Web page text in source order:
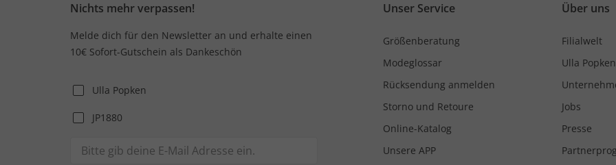
Nichts mehr verpassen!
Melde dich für den Newsletter an und erhalte einen
10€ Sofort-Gutschein als Dankeschön
Ulla Popken
JP1880
Unser Service
Größenberatung
Modeglossar
Rücksendung anmelden
Storno und Retoure
Online-Katalog
Unsere APP
Über uns
Filialwelt
Ulla
Jobs
Presse